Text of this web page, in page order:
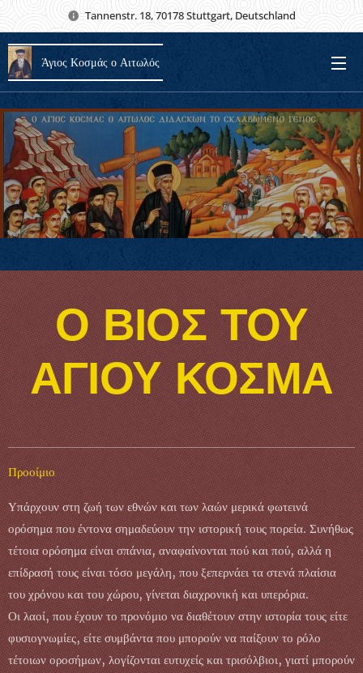
Tannenstr. 18, 70178 Stuttgart, Deutschland
Άγιος Κοσμάς ο Αιτωλός
Ο ΒΙΟΣ ΤΟΥ
ΑΓΙΟΥ ΚΟΣΜΑ
Προοίμιο
Υπάρχουν στη ζωή των εθνών και των λαών μερικά φωτεινά
ορόσημα που έντονα σημαδεύουν την ιστορική τους πορεία. Συνήθως
τέτοια ορόσημα είναι σπάνια, αναφαίνονται πού και πού, αλλά η
επίδρασή τους είναι τόσο μεγάλη, που ξεπερνάει τα στενά πλαίσια
του χρόνου και του χώρου, γίνεται διαχρονική και υπερόρια.
Οι λαοί, που έχουν το προνόμιο να διαθέτουν στην ιστορία τους είτε
φυσιογνωμίες, είτε συμβάντα που μπορούν να παίξουν το ρόλο
τέτοιων οροσήμων, λογίζονται ευτυχείς και τρισόλβιοι, γιατί μπορούν